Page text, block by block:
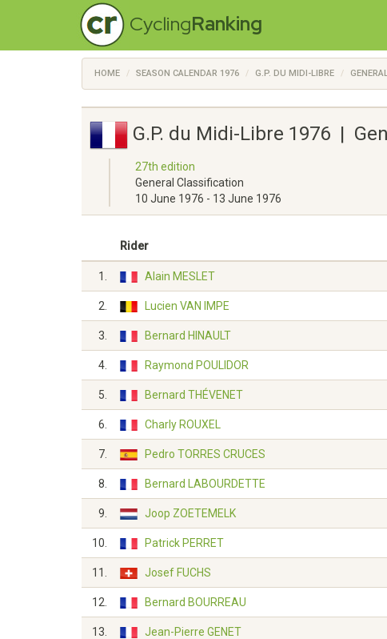
CyclingRanking
HOME SEASON CALENDAR 1976 G.P. DU MIDI-LIBRE
G.P. du Midi-Libre 1976 |
27th edition
General Classification
10 June 1976 - 13 June 1976
Rider
1. Alain MESLET
2. Lucien VAN IMPE
3. Bernard HINAULT
4. Raymond POULIDOR
5. Bernard THÉVENET
6. Charly ROUXEL
7. Pedro TORRES CRUCES
8. Bernard LABOURDETTE
9. Joop ZOETEMELK
10. Patrick PERRET
11. Josef FUCHS
12. Bernard BOURREAU
13. Jean-Pierre GENET